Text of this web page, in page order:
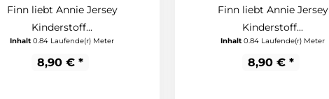
Finn liebt Annie Jersey
Kinderstoff...
Inhalt 0.84 Laufende(r) Meter
8,90 € *
Finn liebt Annie Jersey
Kinderstoff...
Inhalt 0.84 Laufende(r) Meter
8,90 € *